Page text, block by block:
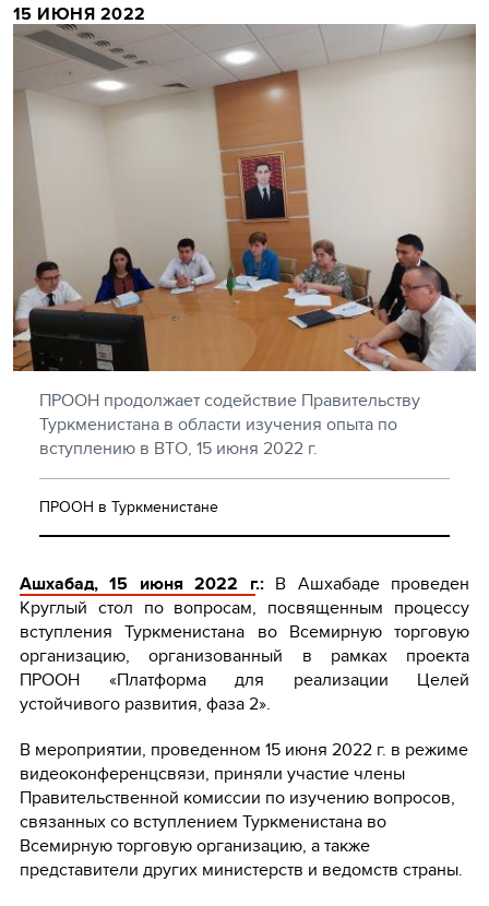
15 ИЮНЯ 2022
ПРООН продолжает содействие Правительству
Туркменистана в области изучения опыта по
вступлению в ВТО, 15 июня 2022 г.
ПРООН в Туркменистане
Ашхабад, 15 июня 2022 г.:В Ашхабаде проведен
Круглый стол по вопросам, посвященным процессу
вступления Туркменистана во Всемирную торговую
организацию, организованный в рамках проекта
ПРООН «Платформа для реализации Целей
устойчивого развития, фаза 2».
В мероприятии, проведенном 15 июня 2022 г. в режиме
видеоконференцсвязи, приняли участие члены
Правительственной комиссии по изучению вопросов,
связанных со вступлением Туркменистана во
Всемирную торговую организацию, а также
представители других министерств и ведомств страны.